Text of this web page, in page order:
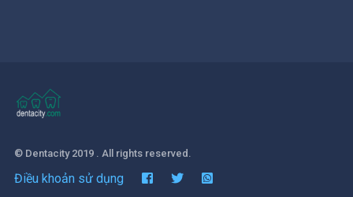
© Dentacity 2019 . All rights reserved.
Điều khoản sử dụng